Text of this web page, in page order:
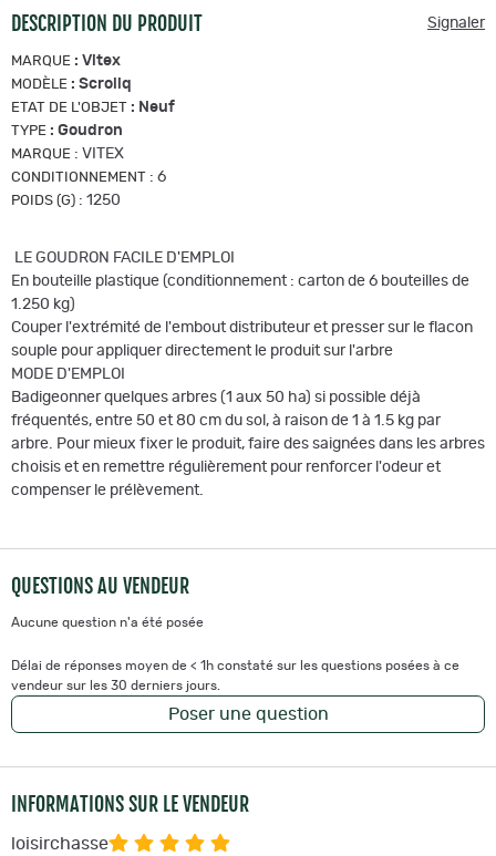
DESCRIPTION DU PRODUIT Signaler
MARQUE : Vitex
MODÈLE : Scroliq
ETAT DE L'OBJET : Neuf
TYPE : Goudron
MARQUE : VITEX
CONDITIONNEMENT : 6
POIDS (G) : 1250
LE GOUDRON FACILE D'EMPLOI
En bouteille plastique (conditionnement : carton de 6 bouteilles de
1.250 kg)
Couper l'extrémité de l'embout distributeur et presser sur le flacon
souple pour appliquer directement le produit sur l'arbre
MODE D'EMPLOI
Badigeonner quelques arbres (1 aux 50 ha) si possible déjà
fréquentés, entre 50 et 80 cm du sol, à raison de 1 à 1.5 kg par
arbre. Pour mieux fixer le produit, faire des saignées dans les arbres
choisis et en remettre régulièrement pour renforcer l'odeur et
compenser le prélèvement.
QUESTIONS AU VENDEUR
Aucune question n'a été posée
Délai de réponses moyen de < 1h constaté sur les questions posées à ce
vendeur sur les 30 derniers jours.
Poser une question
INFORMATIONS SUR LE VENDEUR
loisirchasse